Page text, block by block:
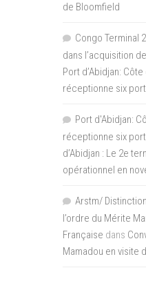
de Bloomfield
Congo Terminal
dans l’acquisition
Port d’Abidjan:
réceptionne six
Port d'Abidjan:
réceptionne six
d’Abidjan : Le 2e
opérationnel en
Arstm/
l’ordre du Mérite
Française dans
Mamadou en visite